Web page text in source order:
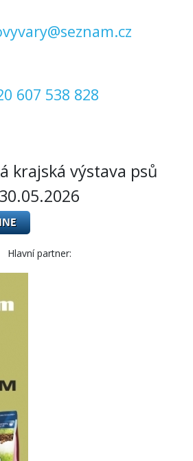
607 538 828
krajská výstava psů
30.05.2026
Hlavní partner: